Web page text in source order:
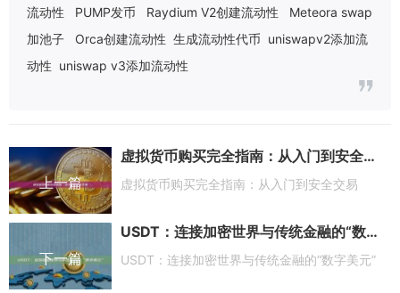
流动性
PUMP发币 Raydium V2创建流动性
Meteora swap
加池子
Orca创建流动性 生成流动性代币 uniswapv2添加流
动性 uniswap v3添加流动性
上一篇
虚拟货币购买完全指南：从入门到安全交易
虚拟货币购买完全指南：从入门到安全交易
下一篇
USDT：连接加密世界与传统金融的“数字美元”
USDT：连接加密世界与传统金融的“数字美元”